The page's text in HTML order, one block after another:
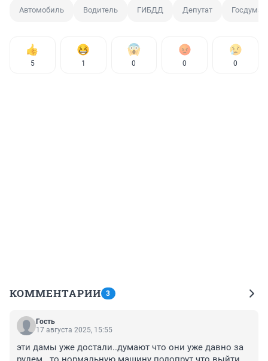
Автомобиль Водитель ГИБДД Депутат Госдума
5 1 0 0 0
КОММЕНТАРИИ 3
Гость
17 августа 2025, 15:55
эти дамы уже достали..думают что они уже давно за